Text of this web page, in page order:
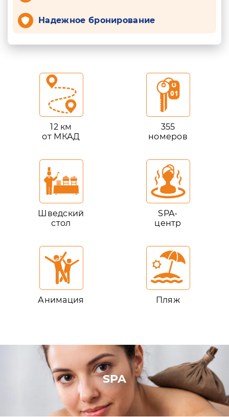
Надежное бронирование
12 км
от МКАД
355
номеров
Шведский
стол
SPA-
центр
Анимация Пляж
SPA